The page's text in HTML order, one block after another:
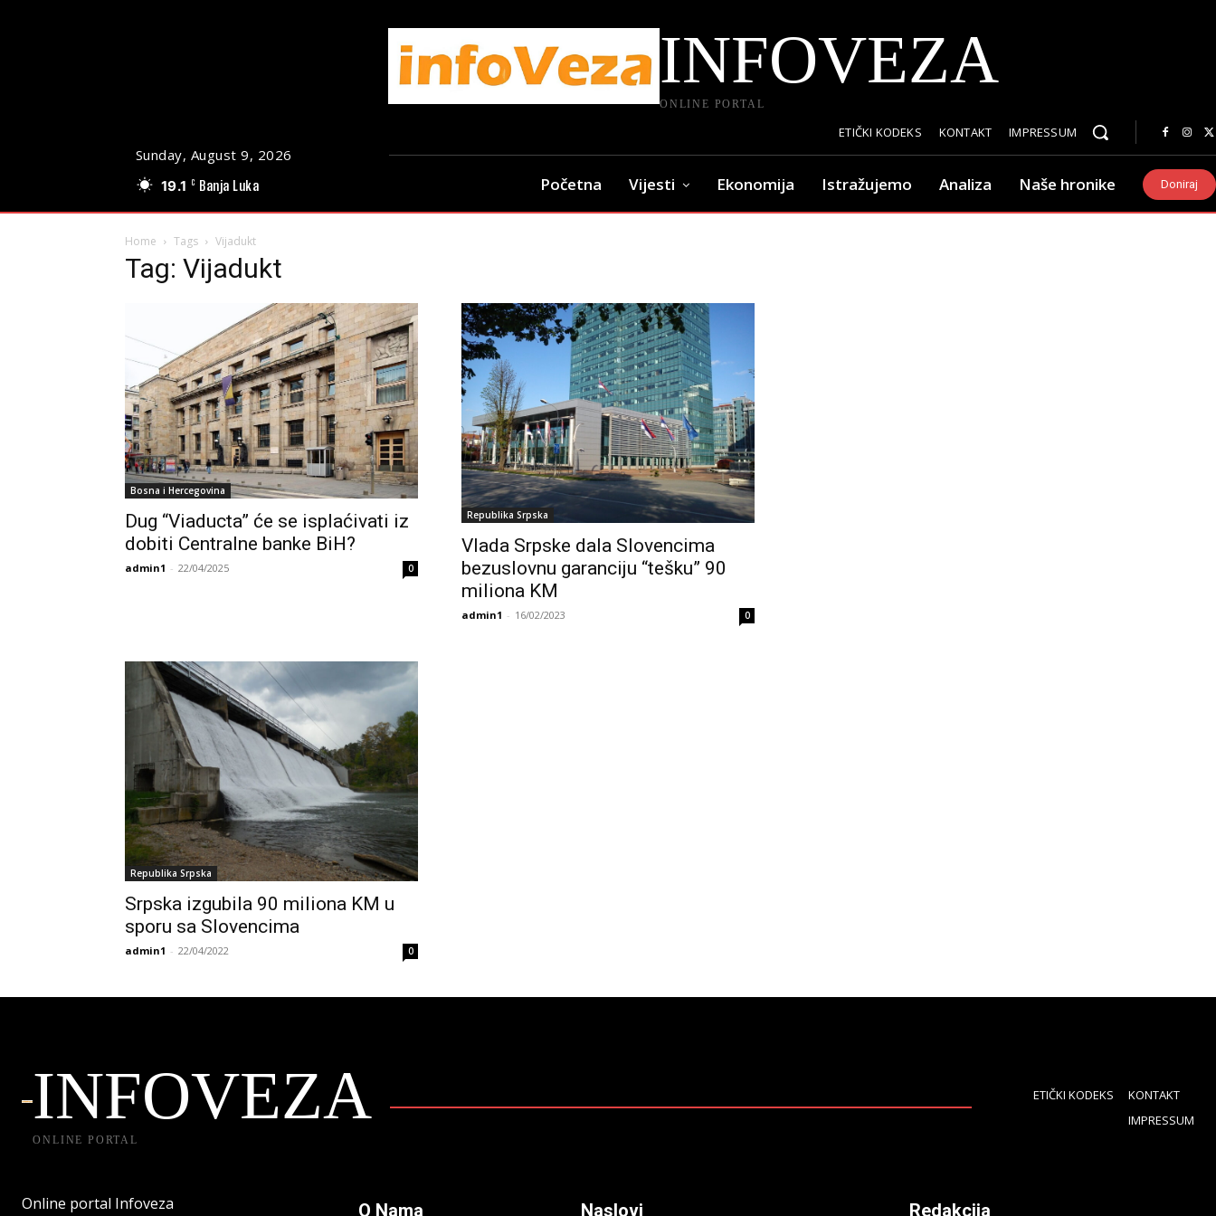
Sunday, August 9, 2026
19.1 C Banja Luka
INFOVEZA
ONLINE PORTAL
ETIČKI KODEKS KONTAKT IMPRESSUM
Početna Vijesti Ekonomija Istražujemo Analiza Naše hronike Doniraj
Home Tags Vijadukt
Tag: Vijadukt
Bosna i Hercegovina
Dug “Viaducta” će se isplaćivati iz
dobiti Centralne banke BiH?
admin1 - 22/04/2025 0
Republika Srpska
Vlada Srpske dala Slovencima
bezuslovnu garanciju “tešku” 90
miliona KM
admin1 - 16/02/2023 0
Republika Srpska
Srpska izgubila 90 miliona KM u
sporu sa Slovencima
admin1 - 22/04/2022 0
INFOVEZA
ONLINE PORTAL
ETIČKI KODEKS
KONTAKT
IMPRESSUM
Online portal Infoveza O Nama Naslovi Redakcija